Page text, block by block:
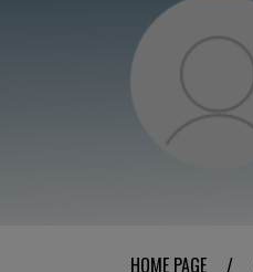
HOME PAGE /